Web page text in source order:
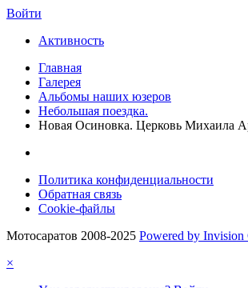
Войти
Активность
Главная
Галерея
Альбомы наших юзеров
Небольшая поездка.
Новая Осиновка. Церковь Михаила
Политика конфиденциальности
Обратная связь
Cookie-файлы
Мотосаратов 2008-2025 Powered by Invision
×